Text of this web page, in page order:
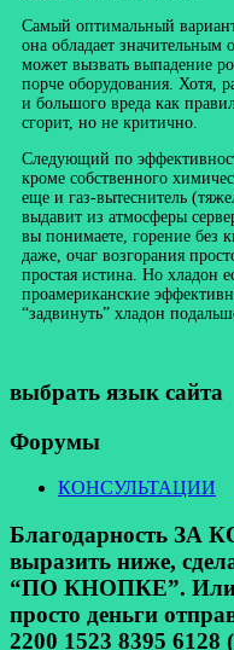
Самый оптимальный
она обладает
может вызвать выпадение
порче оборудования. Хотя,
и большого вреда как
сгорит, но не критично.
Следующий по
кроме собственного
еще и газ-вытеснитель
выдавит из атмосферы
вы понимаете, горение без
даже, очаг возгорания
простая истина. Но хладон
проамериканские
“задвинуть” хладон
выбрать язык сайта
Форумы
КОНСУЛЬТАЦИИ
Благодарность
выразить ниже,
“ПО КНОПКЕ”. Или
просто деньги
2200 1523 8395